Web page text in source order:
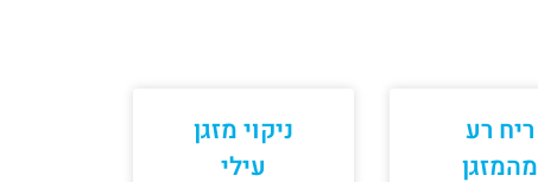
ריח רע
מהמזגן
ניקוי מזגן
עילי